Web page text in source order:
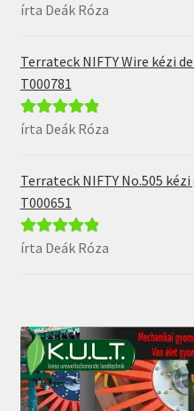
Értékelés: 5/
írta Deák Róza
Terrateck NIFTY Wire kézi
T000781
Értékelés: 5/
írta Deák Róza
Terrateck NIFTY No.505
T000651
Értékelés: 5/
írta Deák Róza